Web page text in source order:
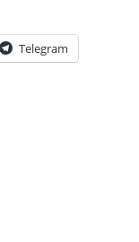
Telegram